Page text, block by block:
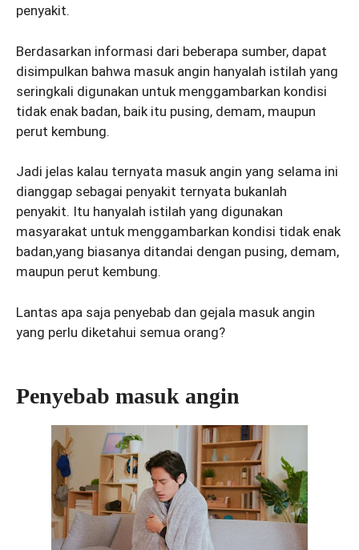
penyakit.
Berdasarkan informasi dari beberapa sumber, dapat
disimpulkan bahwa masuk angin hanyalah istilah yang
seringkali digunakan untuk menggambarkan kondisi
tidak enak badan, baik itu pusing, demam, maupun
perut kembung.
Jadi jelas kalau ternyata masuk angin yang selama ini
dianggap sebagai penyakit ternyata bukanlah
penyakit. Itu hanyalah istilah yang digunakan
masyarakat untuk menggambarkan kondisi tidak enak
badan,yang biasanya ditandai dengan pusing, demam,
maupun perut kembung.
Lantas apa saja penyebab dan gejala masuk angin
yang perlu diketahui semua orang?
Penyebab masuk angin